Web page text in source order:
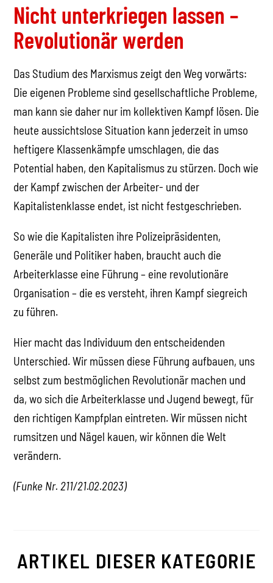
Nicht unterkriegen lassen –
Revolutionär werden
Das Studium des Marxismus zeigt den Weg vorwärts:
Die eigenen Probleme sind gesellschaftliche Probleme,
man kann sie daher nur im kollektiven Kampf lösen. Die
heute aussichtslose Situation kann jederzeit in umso
heftigere Klassenkämpfe umschlagen, die das
Potential haben, den Kapitalismus zu stürzen. Doch wie
der Kampf zwischen der Arbeiter- und der
Kapitalistenklasse endet, ist nicht festgeschrieben.
So wie die Kapitalisten ihre Polizeipräsidenten,
Generäle und Politiker haben, braucht auch die
Arbeiterklasse eine Führung – eine revolutionäre
Organisation – die es versteht, ihren Kampf siegreich
zu führen.
Hier macht das Individuum den entscheidenden
Unterschied. Wir müssen diese Führung aufbauen, uns
selbst zum bestmöglichen Revolutionär machen und
da, wo sich die Arbeiterklasse und Jugend bewegt, für
den richtigen Kampfplan eintreten. Wir müssen nicht
rumsitzen und Nägel kauen, wir können die Welt
verändern.
(Funke Nr. 211/21.02.2023)
ARTIKEL DIESER KATEGORIE